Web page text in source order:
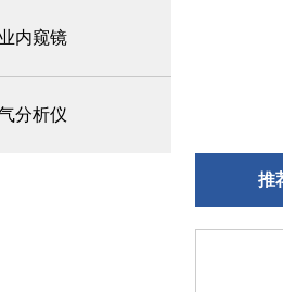
内窥镜
分析仪
推